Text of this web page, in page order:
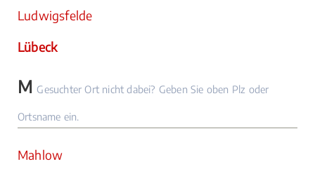
Ludwigsfelde
Lübeck
M Gesuchter Ort nicht dabei? Geben Sie oben Plz oder
Ortsname ein.
Mahlow